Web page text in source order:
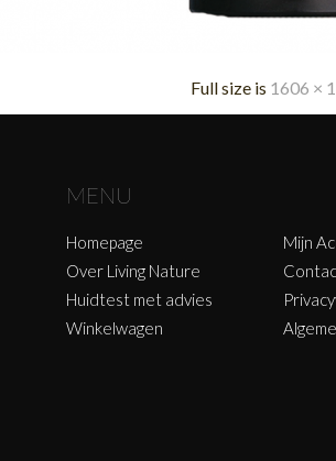
Full size is 1606 ×
MENU
Homepage
Over Living Nature
Huidtest met advies
Winkelwagen
Mijn